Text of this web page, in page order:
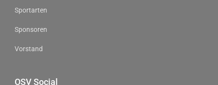
Sportarten
Sponsoren
Vorstand
OSV Social